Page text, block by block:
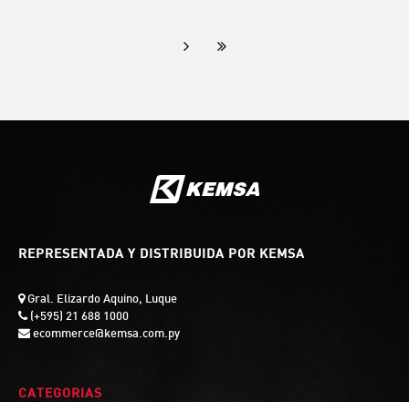
REPRESENTADA Y DISTRIBUIDA POR KEMSA
Gral. Elizardo Aquino, Luque
(+595) 21 688 1000
ecommerce@kemsa.com.py
CATEGORIAS